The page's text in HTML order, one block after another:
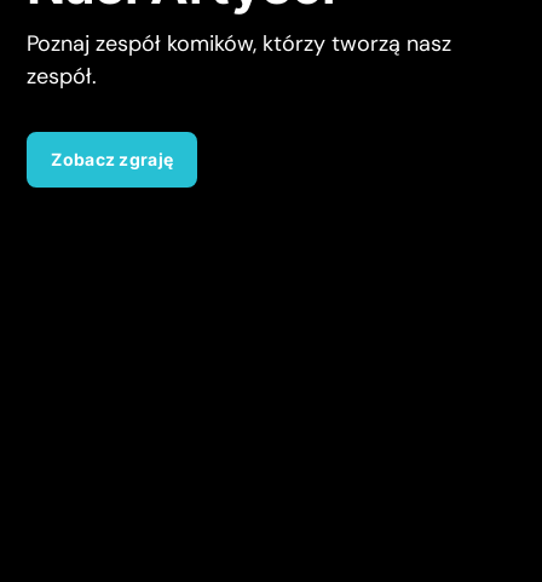
Poznaj zespół komików, którzy tworzą nasz
zespół.
Zobacz zgraję